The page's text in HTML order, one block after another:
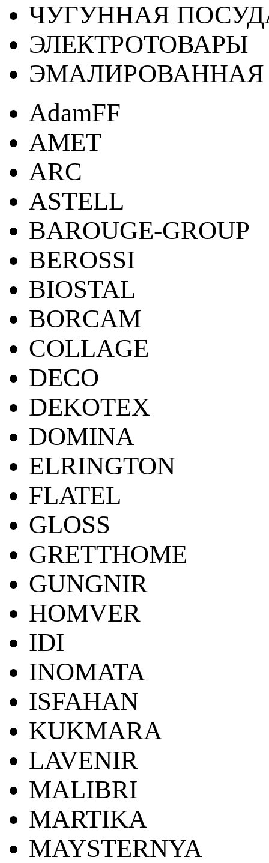
ЧУГУННАЯ
ЭЛЕКТРОТОВАРЫ
ЭМАЛИРОВАННАЯ
AdamFF
AMET
ARC
ASTELL
BAROUGE-GROUP
BEROSSI
BIOSTAL
BORCAM
COLLAGE
DECO
DEKOTEX
DOMINA
ELRINGTON
FLATEL
GLOSS
GRETTHOME
GUNGNIR
HOMVER
IDI
INOMATA
ISFAHAN
KUKMARA
LAVENIR
MALIBRI
MARTIKA
MAYSTERNYA